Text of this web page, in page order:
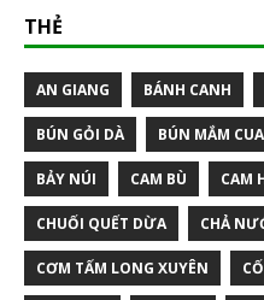
THẺ
AN GIANG BÁNH CANH
BÚN GỎI DÀ BÚN MẮM
BẢY NÚI CAM BÙ CAM
CHUỐI QUẾT DỪA CHẢ
CƠM TẤM LONG XUYÊN